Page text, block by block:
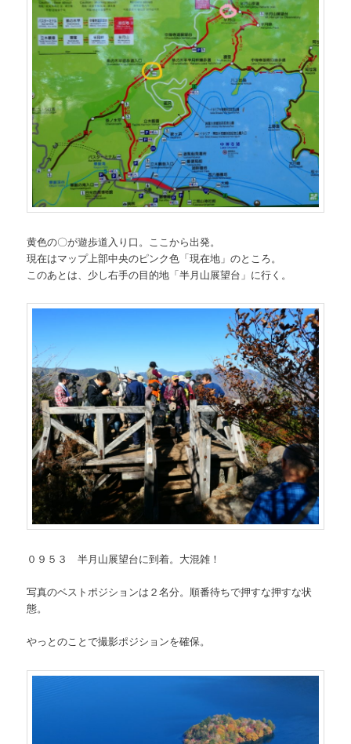
黄色の〇が遊歩道入り口。ここから出発。
現在はマップ上部中央のピンク色「現在地」のところ。
このあとは、少し右手の目的地「半月山展望台」に行く。
０９５３ 半月山展望台に到着。大混雑！
写真のベストポジションは２名分。順番待ちで押すな押すな状
態。
やっとのことで撮影ポジションを確保。